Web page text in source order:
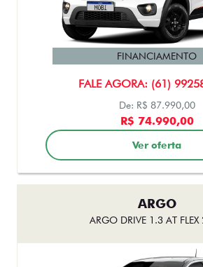
FALE AGORA: (61)
FINANCIAMENTO
De: R$ 87.990,00
R$ 74.990,00
Ver oferta
ARGO
ARGO DRIVE 1.3 AT